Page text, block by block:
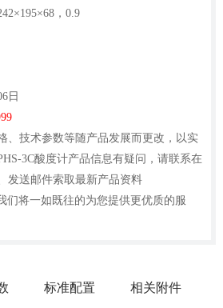
，0.9
日
、技术参数等随产品发展而更改，以实
3C酸度计产品信息有疑问，请联系在
发送邮件索取最新产品资料
们将一如既往的为您提供更优质的服
标准配置 相关附件